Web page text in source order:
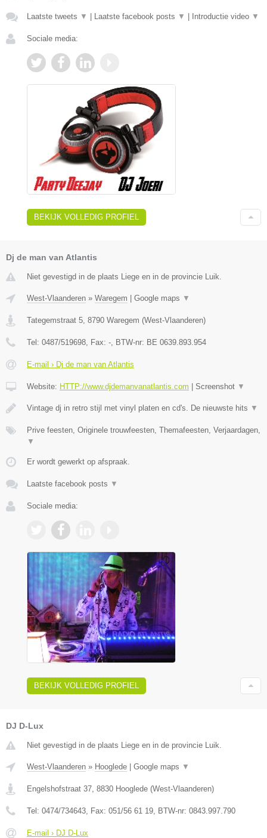
Laatste tweets ▼ Laatste facebook posts ▼ Introductie video ▼
Sociale media:
BEKIJK VOLLEDIG PROFIEL
Dj de man van Atlantis
Niet gevestigd in de plaats Liege en in de provincie Luik.
West-Vlaanderen » Waregem Google maps ▼
Tategemstraat 5 8790 Waregem (West-Vlaanderen)
Tel: 0487/519698 , Fax: - , BTW-nr: BE 0639.893.954
E-mail › Dj de man van Atlantis
Website: HTTP://www.djdemanvanatlantis.com Screenshot ▼
Vintage dj in retro stijl met vinyl platen en cd's. De nieuwste hits ▼
Prive feesten, Originele trouwfeesten, Themafeesten, Verjaardagen,
▼
Er wordt gewerkt op afspraak.
Laatste facebook posts ▼
Sociale media:
BEKIJK VOLLEDIG PROFIEL
DJ D-Lux
Niet gevestigd in de plaats Liege en in de provincie Luik.
West-Vlaanderen » Hooglede Google maps ▼
Engelshofstraat 37, 8830 Hooglede (West-Vlaanderen)
Tel: 0474/734643, Fax: 051/56 61 19, BTW-nr: 0843.997.790
E-mail › DJ D-Lux